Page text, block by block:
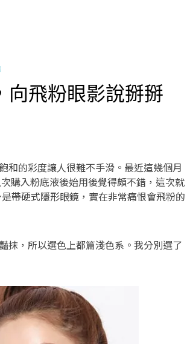
向飛粉眼影說掰掰
和的彩度讓人很難不手滑。最近這幾個月
購入粉底液後始用後覺得頗不錯，這次就
帶硬式隱形眼鏡，實在非常痛恨會飛粉的
抹，所以選色上都篇淺色系。我分別選了